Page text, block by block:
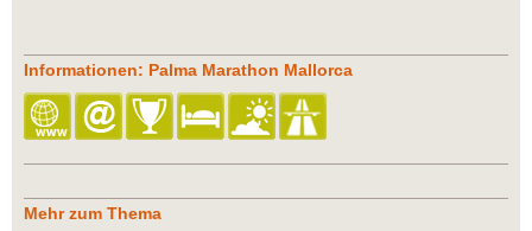
Informationen: Palma Marathon Mallorca
Mehr zum Thema